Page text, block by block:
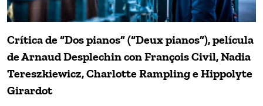
Crítica de “Dos pianos” (“Deux pianos”), película
de Arnaud Desplechin con François Civil, Nadia
Tereszkiewicz, Charlotte Rampling e Hippolyte
Girardot